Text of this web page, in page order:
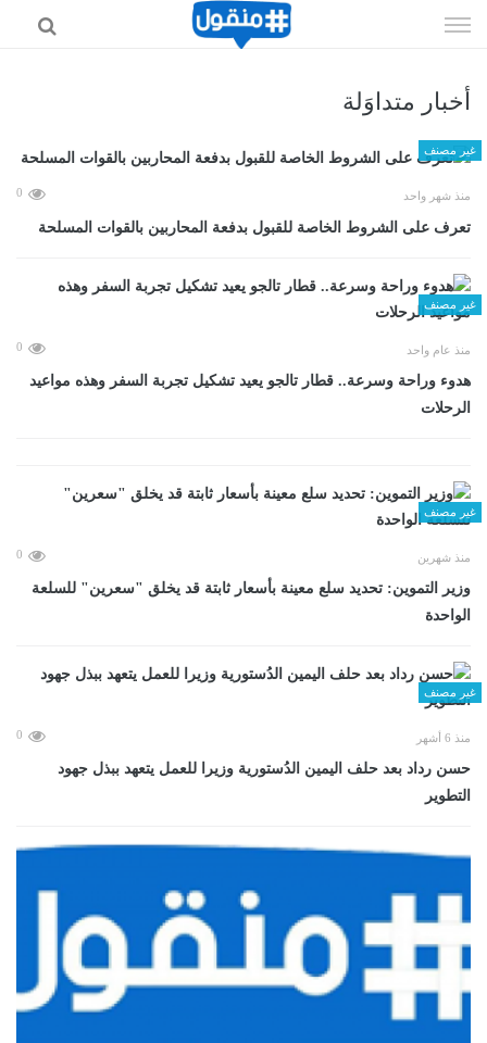
الى
أخبار متداوَلة
غير مصنف
منذ شهر واحد 0
تعرف على الشروط الخاصة للقبول بدفعة المحاربين بالقوات المسلحة
غير مصنف
منذ عام واحد 0
هدوء وراحة وسرعة.. قطار تالجو يعيد تشكيل تجربة السفر وهذه مواعيد
الرحلات
غير مصنف
منذ شهرين 0
وزير التموين: تحديد سلع معينة بأسعار ثابتة قد يخلق "سعرين" للسلعة
الواحدة
غير مصنف
منذ 6 أشهر 0
حسن رداد بعد حلف اليمين الدُستورية وزيرا للعمل يتعهد ببذل جهود
التطوير